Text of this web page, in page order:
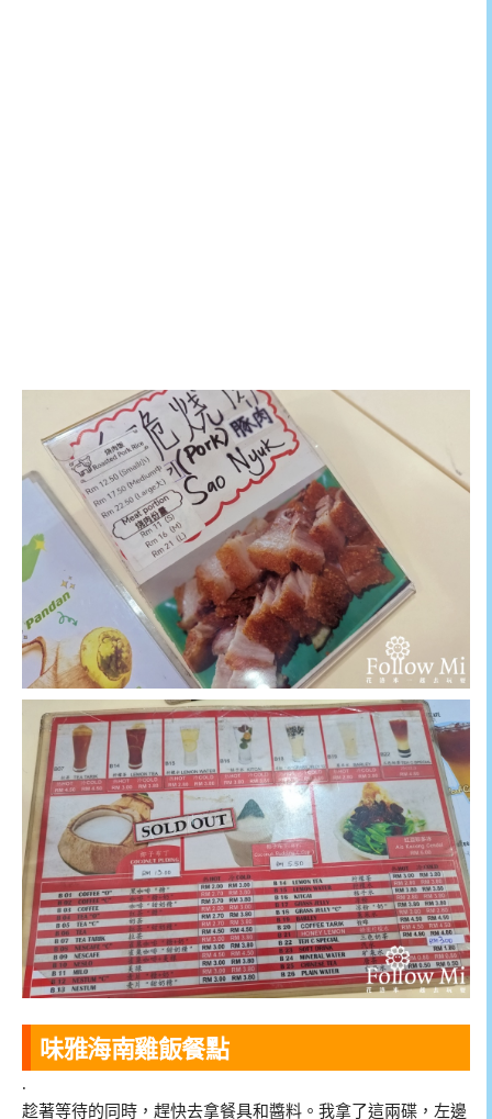
味雅海南雞飯餐點
.
趁著等待的同時，趕快去拿餐具和醬料。我拿了這兩碟，左邊